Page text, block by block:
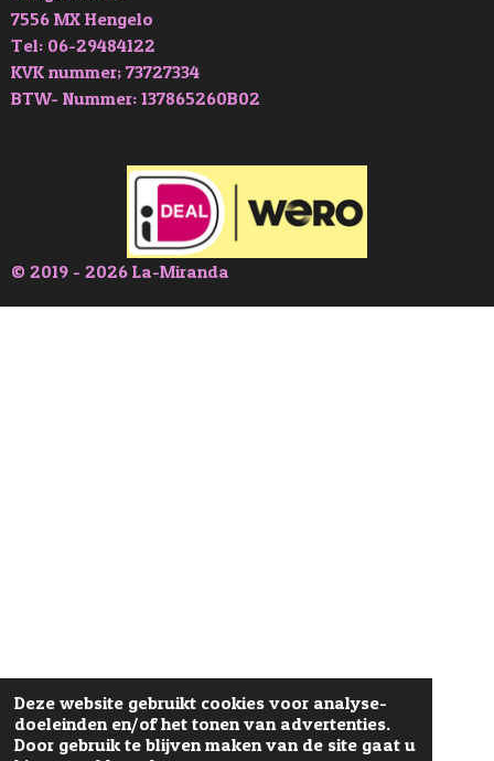
Deze website gebruikt cookies voor analyse-
doeleinden en/of het tonen van advertenties.
Door gebruik te blijven maken van de site gaat u
7556 MX Hengelo
Tel: 06-29484122
KVK nummer; 73727334
BTW- Nummer: 137865260B02
© 2019 - 2026 La-Miranda